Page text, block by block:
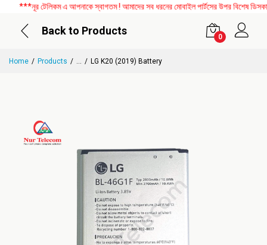
***নূর টেলিকম এ আপনাকে স্বাগতম ! আমাদের সব ধরনের মোবাইল পার্টসের উপর বিশেষ
Back to Products
0
Home Products ... LG K20 (2019) Battery